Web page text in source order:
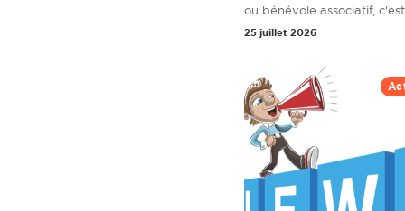
ou bénévole associatif,
25 juillet 2026